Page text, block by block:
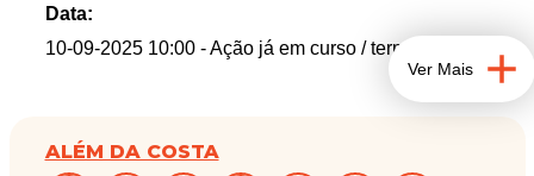
Data:
10-09-2025 10:00 - Ação já em curso / terminada
Ver Mais
ALÉM DA COSTA